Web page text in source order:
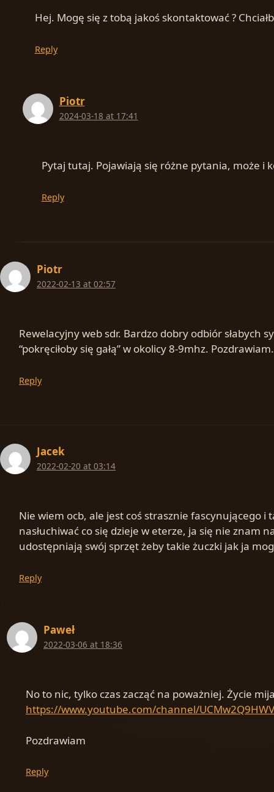
Hej. Mogę się z tobą jakoś skontaktować ?
Reply
Piotr
2024-03-18 at 17:41
Pytaj tutaj. Pojawiają się różne pytania, może i
Reply
Piotr
2022-02-13 at 02:57
Rewelacyjny web sdr. Bardzo dobry odbiór słabych
“pokręciłoby się gałą” w okolicy 8-9mhz. Pozdrawiam.
Reply
Jacek
2022-02-20 at 03:14
Nie wiem ocb, ale jest coś strasznie fascynującego
nasłuchiwać co się dzieje w eterze, ja się nie znam
udostępniają swój sprzęt żeby takie żuczki jak ja
Reply
Paweł
2022-03-06 at 18:36
No to nic, tylko czas zacząć na poważniej. Życie
https://www.youtube.com/channel/
Pozdrawiam
Reply